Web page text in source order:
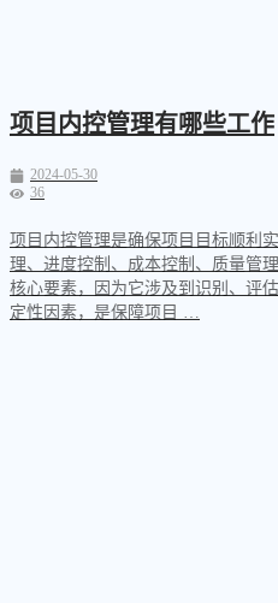
项目内控管理有哪些工作
2024-05-30
36
项目内控管理是确保项目目标顺利
理、进度控制、成本控制、质量管
核心要素，因为它涉及到识别、评
定性因素，是保障项目 …